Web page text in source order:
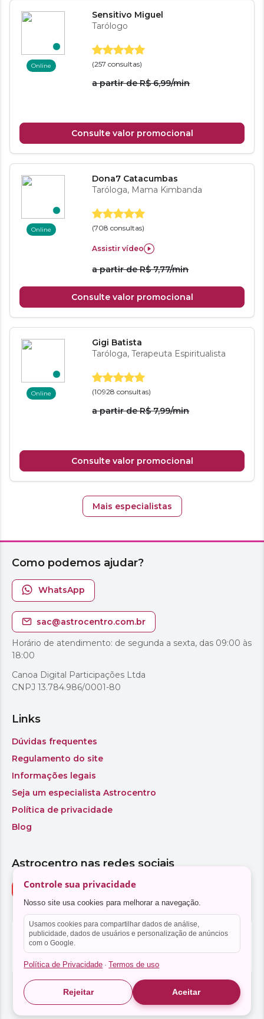
Controle sua privacidade
Nosso site usa cookies para melhorar a navegação.
Usamos cookies para compartilhar dados de análise,
publicidade, dados de usuários e personalização de anúncios
com o Google.
Política de Privacidade · Termos de uso
Rejeitar Aceitar